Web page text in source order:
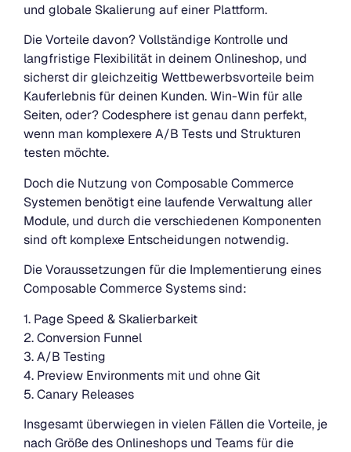
und globale Skalierung auf einer Plattform.
Die Vorteile davon? Vollständige Kontrolle und
langfristige Flexibilität in deinem Onlineshop, und
sicherst dir gleichzeitig Wettbewerbsvorteile beim
Kauferlebnis für deinen Kunden. Win-Win für alle
Seiten, oder? Codesphere ist genau dann perfekt,
wenn man komplexere A/B Tests und Strukturen
testen möchte.
Doch die Nutzung von Composable Commerce
Systemen benötigt eine laufende Verwaltung aller
Module, und durch die verschiedenen Komponenten
sind oft komplexe Entscheidungen notwendig.
Die Voraussetzungen für die Implementierung eines
Composable Commerce Systems sind:
1. Page Speed & Skalierbarkeit
2. Conversion Funnel
3. A/B Testing
4. Preview Environments mit und ohne Git
5. Canary Releases
Insgesamt überwiegen in vielen Fällen die Vorteile, je
nach Größe des Onlineshops und Teams für die